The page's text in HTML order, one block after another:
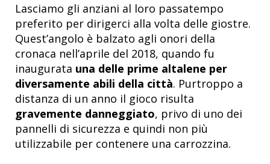
Lasciamo gli anziani al loro passatempo
preferito per dirigerci alla volta delle giostre.
Quest’angolo è balzato agli onori della
cronaca nell’aprile del 2018, quando fu
inaugurata una delle prime altalene per
diversamente abili della città. Purtroppo a
distanza di un anno il gioco risulta
gravemente danneggiato, privo di uno dei
pannelli di sicurezza e quindi non più
utilizzabile per contenere una carrozzina.